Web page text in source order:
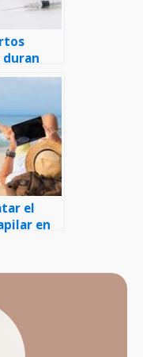
duran
el
en